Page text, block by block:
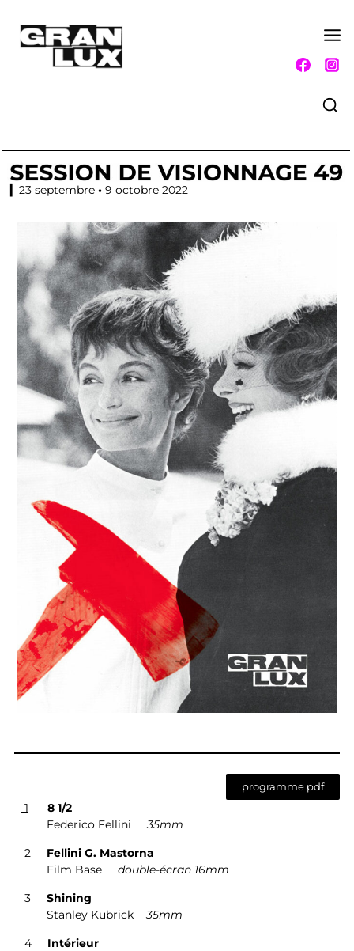
▎23 septembre • 9 octobre 2022
programme pdf
1
8 1/2
Federico Fellini35mm
2 Fellini G. Mastorna
Film Basedouble-écran 16mm
3Shining
Stanley Kubrick
35mm
4 Intérieur